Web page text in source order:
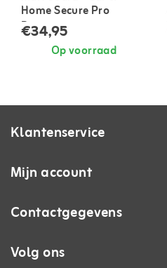
Home Secure Pro
Battery marterverjager
voor in auto en huis
€34,95
Op voorraad
Klantenservice
Mijn account
Contactgegevens
Volg ons